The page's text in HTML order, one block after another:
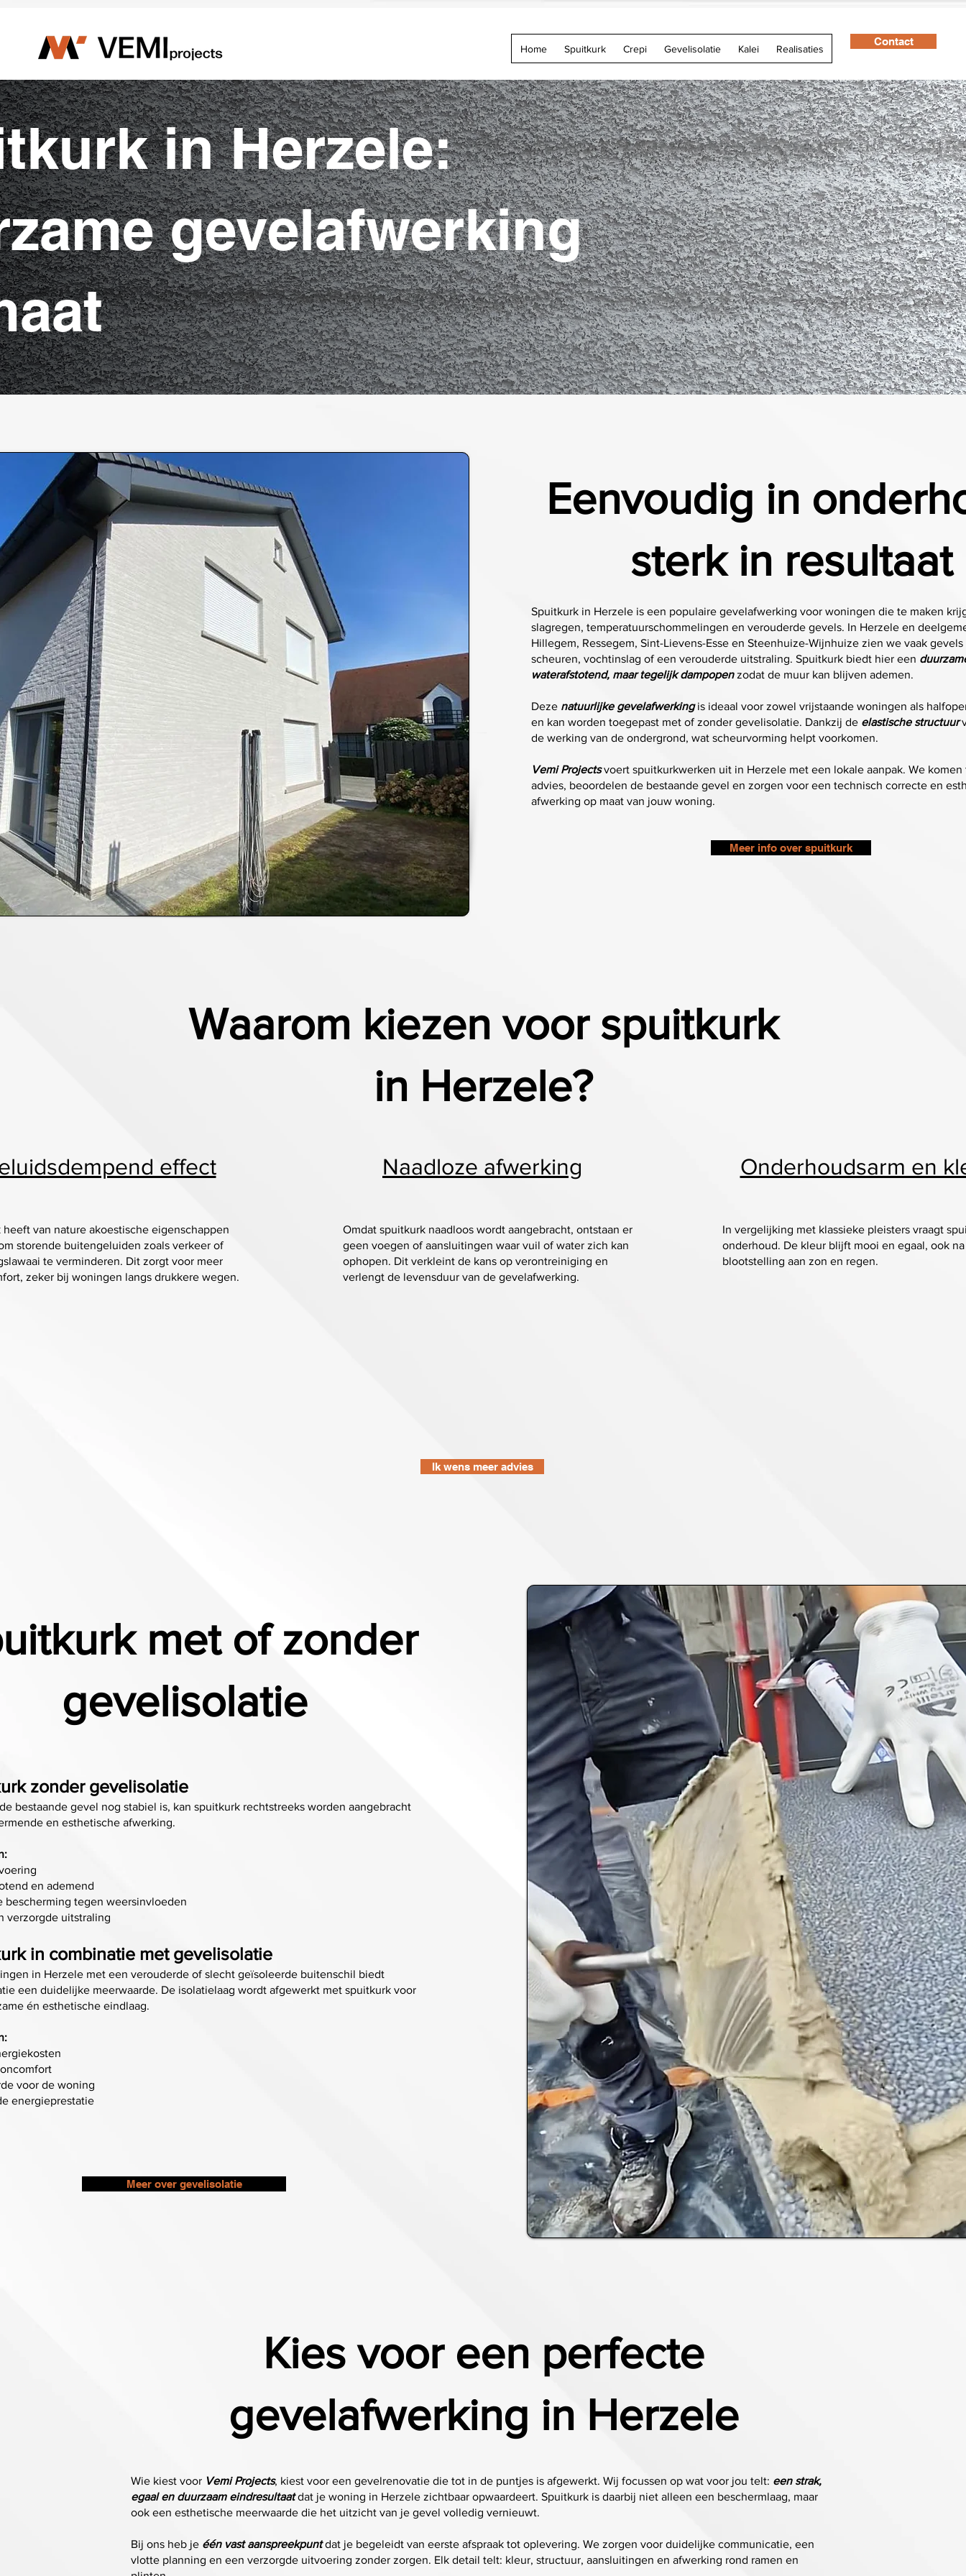
Home Spuitkurk Crepi Gevelisolatie Kalei Realisaties
Contact
in Herzele:
gevelafwerking
Eenvoudig in
sterk in resultaat
Spuitkurk in Herzele is een populaire gevelafwerking voor woningen die te maken
slagregen, temperatuurschommelingen en verouderde gevels. In Herzele en
Hillegem, Ressegem, Sint-Lievens-Esse en Steenhuize-Wijnhuize zien we vaak
scheuren, vochtinslag of een verouderde uitstraling. Spuitkurk biedt hier een
waterafstotend, maar tegelijk dampopenzodat de muur kan blijven ademen.
Deze natuurlijke gevelafwerkingis ideaal voor zowel vrijstaande woningen als
en kan worden toegepast met of zonder gevelisolatie. Dankzij de elastische structuur
de werking van de ondergrond, wat scheurvorming helpt voorkomen.
Vemi Projectsvoert spuitkurkwerken uit in Herzele met een lokale aanpak. We komen
advies, beoordelen de bestaande gevel en zorgen voor een technisch correcte en
afwerking op maat van jouw woning.
Meer info over spuitkurk
Waarom kiezen voor spuitkurk
in Herzele?
effect
heeft van nature akoestische eigenschappen
storende buitengeluiden zoals verkeer of
te verminderen. Dit zorgt voor meer
zeker bij woningen langs drukkere wegen.
Naadloze afwerking
Omdat spuitkurk naadloos wordt aangebracht, ontstaan er
geen voegen of aansluitingen waar vuil of water zich kan
ophopen. Dit verkleint de kans op verontreiniging en
verlengt de levensduur van de gevelafwerking.
Onderhoudsarm en
In vergelijking met klassieke pleisters vraagt
onderhoud. De kleur blijft mooi en egaal, ook
blootstelling aan zon en regen.
Ik wens meer advies
met of zonder
gevelisolatie
zonder gevelisolatie
bestaande gevel nog stabiel is, kan spuitkurk rechtstreeks worden aangebracht
en esthetische afwerking.
en ademend
bescherming tegen weersinvloeden
verzorgde uitstraling
in combinatie met gevelisolatie
in Herzele met een verouderde of slecht geïsoleerde buitenschil biedt
een duidelijke meerwaarde. De isolatielaag wordt afgewerkt met spuitkurk voor
én esthetische eindlaag.
voor de woning
energieprestatie
Meer over gevelisolatie
Kies voor een perfecte
gevelafwerking in Herzele
Wie kiest voor Vemi Projects, kiest voor een gevelrenovatie die tot in de puntjes is afgewerkt. Wij focussen op wat voor jou telt: een strak,
egaal en duurzaam eindresultaatdat je woning in Herzele zichtbaar opwaardeert. Spuitkurk is daarbij niet alleen een beschermlaag, maar
ook een esthetische meerwaarde die het uitzicht van je gevel volledig vernieuwt.
Bij ons heb je één vast aanspreekpuntdat je begeleidt van eerste afspraak tot oplevering. We zorgen voor duidelijke communicatie, een
vlotte planning en een verzorgde uitvoering zonder zorgen. Elk detail telt: kleur, structuur, aansluitingen en afwerking rond ramen en